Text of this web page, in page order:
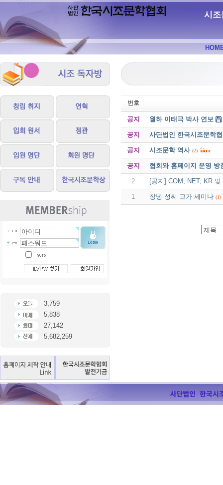
시조
3,759
5,838
27,142
5,682,259
번호
공지 월하 이태극 박사 연보
공지 사단법인 한국시조문학
공지 시조문학 역사 (2)
공지 협회와 홈페이지 운영 방
2 [공지] COM, NET, KR
1 창녕 성씨 고가 세미나 (1)